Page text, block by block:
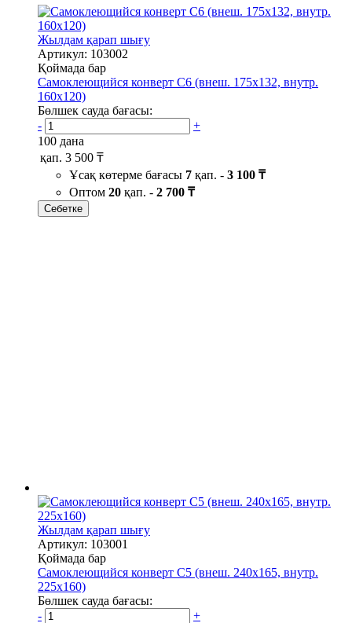
Жылдам қарап шығу
Артикул: 103002
Қоймада бар
Самоклеющийся конверт С6 (внеш. 175х132, внутр.
160х120)
Бөлшек сауда бағасы:
-
+
100 дана
қап. 3 500 ₸
Ұсақ көтерме бағасы 7 қап. - 3 100 ₸
Оптом 20 қап. - 2 700 ₸
Себетке
Жылдам қарап шығу
Артикул: 103001
Қоймада бар
Самоклеющийся конверт С5 (внеш. 240х165, внутр.
225х160)
Бөлшек сауда бағасы:
-
+